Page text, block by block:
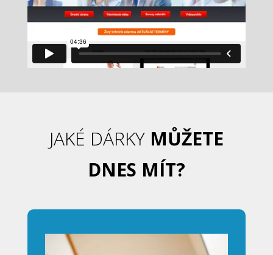
JAKÉ DÁRKY MŮŽETE
DNES MÍT?